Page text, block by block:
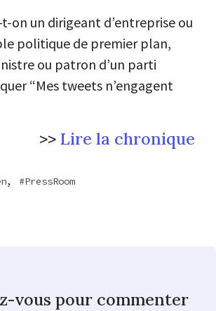
on un dirigeant d’entreprise ou
politique de premier plan,
ou patron d’un parti
“Mes tweets n’engagent
>> Lire la chronique
, PressRoom
vous pour commenter